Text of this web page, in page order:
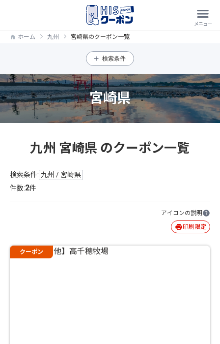
ホーム 九州 宮崎県のクーポン一覧
検索条件
宮崎県
九州 宮崎県 のクーポン一覧
検索条件: 九州 / 宮崎県
件数:2件
アイコンの説明
印刷限定
クーポン